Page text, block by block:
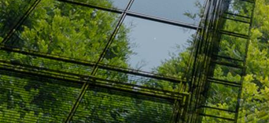
연혁
글로벌 네트워크
R&D
지배
보고